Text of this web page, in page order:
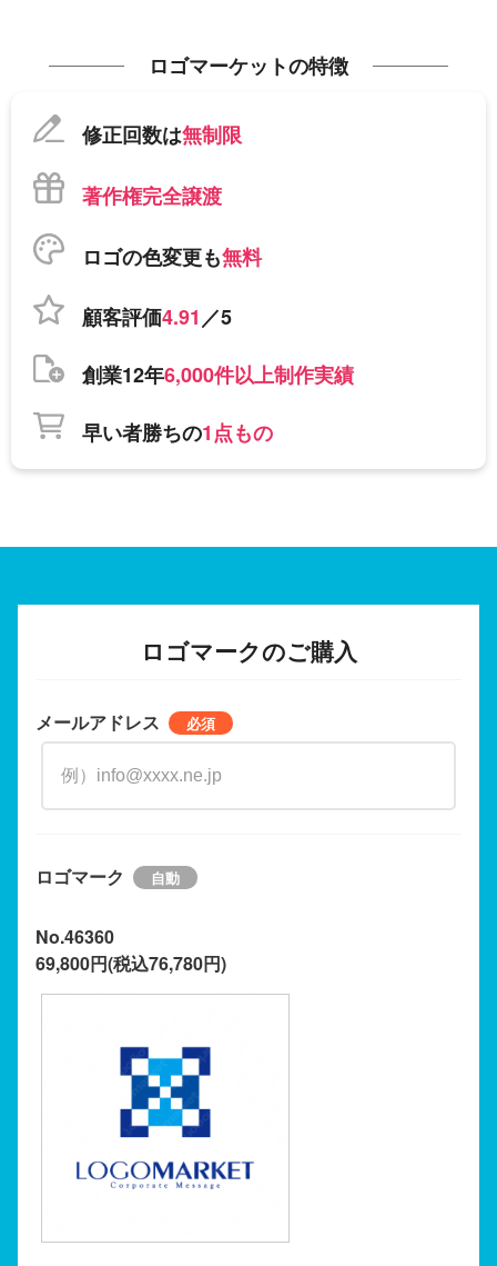
ロゴマーケットの特徴
修正回数は無制限
著作権完全譲渡
ロゴの色変更も無料
顧客評価4.91／5
創業12年6,000件以上制作実績
早い者勝ちの1点もの
ロゴマークのご購入
メールアドレス
ロゴマーク
No.46360
69,800円(税込76,780円)